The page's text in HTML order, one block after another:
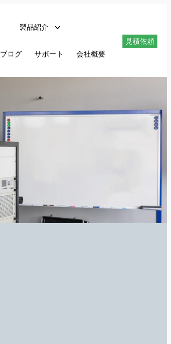
製品紹介
ブログ サポート 会社概要
見積依頼